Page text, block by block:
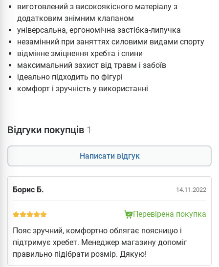
виготовлений з високоякісного матеріалу з
додатковим знімним клапаном
універсальна, ергономічна застібка-липучка
незамінний при заняттях силовими видами спорту
відмінне зміцнення хребта і спини
максимальний захист від травм і забоїв
ідеально підходить по фігурі
комфорт і зручність у використанні
Відгуки покупців 1
Написати відгук
Борис Б. 14.11.2022
Перевірена покупка
Пояс зручний, комфортно облягає поясницю і
підтримує хребет. Менеджер магазину допоміг
правильно підібрати розмір. Дякую!